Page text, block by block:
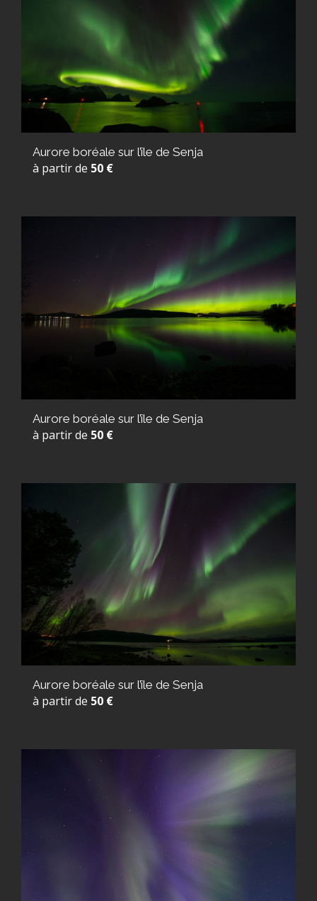
Aurore boréale sur l’île de Senja
à partir de 50 €
Aurore boréale sur l’île de Senja
à partir de 50 €
Aurore boréale sur l’île de Senja
à partir de 50 €